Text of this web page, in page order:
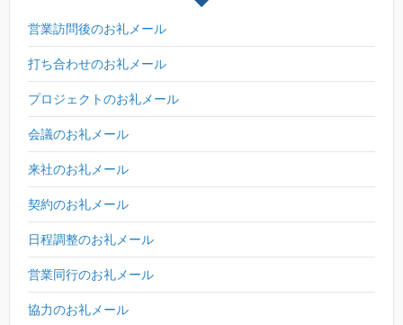
営業訪問後のお礼メール
打ち合わせのお礼メール
プロジェクトのお礼メール
会議のお礼メール
来社のお礼メール
契約のお礼メール
日程調整のお礼メール
営業同行のお礼メール
協力のお礼メール